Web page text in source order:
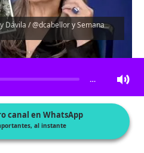
Dávila / @dcabellor y Semana
el artículo
…
canal en WhatsApp
al instante